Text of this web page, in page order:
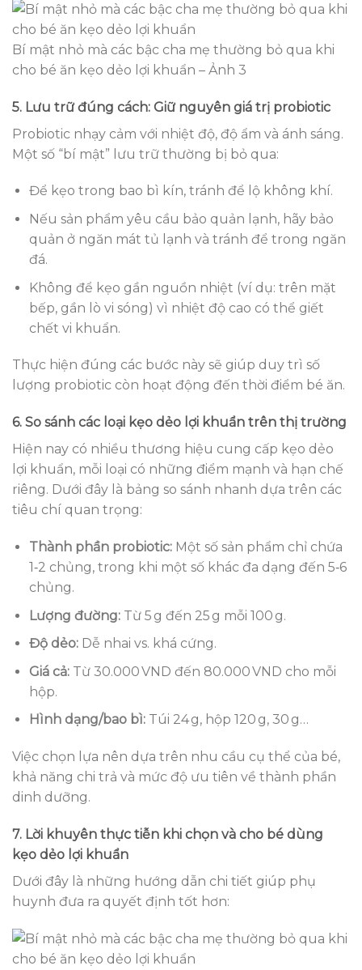
Bí mật nhỏ mà các bậc cha mẹ thường bỏ qua khi
cho bé ăn kẹo dẻo lợi khuẩn – Ảnh 3
5. Lưu trữ đúng cách: Giữ nguyên giá trị probiotic
Probiotic nhạy cảm với nhiệt độ, độ ẩm và ánh sáng.
Một số “bí mật” lưu trữ thường bị bỏ qua:
Để kẹo trong bao bì kín, tránh để lộ không khí.
Nếu sản phẩm yêu cầu bảo quản lạnh, hãy bảo
quản ở ngăn mát tủ lạnh và tránh để trong ngăn
đá.
Không để kẹo gần nguồn nhiệt (ví dụ: trên mặt
bếp, gần lò vi sóng) vì nhiệt độ cao có thể giết
chết vi khuẩn.
Thực hiện đúng các bước này sẽ giúp duy trì số
lượng probiotic còn hoạt động đến thời điểm bé ăn.
6. So sánh các loại kẹo dẻo lợi khuẩn trên thị trường
Hiện nay có nhiều thương hiệu cung cấp kẹo dẻo
lợi khuẩn, mỗi loại có những điểm mạnh và hạn chế
riêng. Dưới đây là bảng so sánh nhanh dựa trên các
tiêu chí quan trọng:
Thành phần probiotic:Một số sản phẩm chỉ chứa
1‑2 chủng, trong khi một số khác đa dạng đến 5‑6
chủng.
Lượng đường:Từ 5 g đến 25 g mỗi 100 g.
Độ dẻo:Dễ nhai vs. khá cứng.
Giá cả:Từ 30.000 VND đến 80.000 VND cho mỗi
hộp.
Hình dạng/bao bì:Túi 24 g, hộp 120 g, 30 g…
Việc chọn lựa nên dựa trên nhu cầu cụ thể của bé,
khả năng chi trả và mức độ ưu tiên về thành phần
dinh dưỡng.
7. Lời khuyên thực tiễn khi chọn và cho bé dùng
kẹo dẻo lợi khuẩn
Dưới đây là những hướng dẫn chi tiết giúp phụ
huynh đưa ra quyết định tốt hơn: